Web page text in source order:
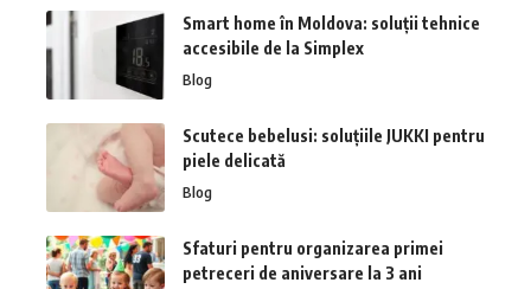
Smart home în Moldova: soluții tehnice
accesibile de la Simplex
Blog
Scutece bebelusi: soluțiile JUKKI pentru
piele delicată
Blog
Sfaturi pentru organizarea primei
petreceri de aniversare la 3 ani